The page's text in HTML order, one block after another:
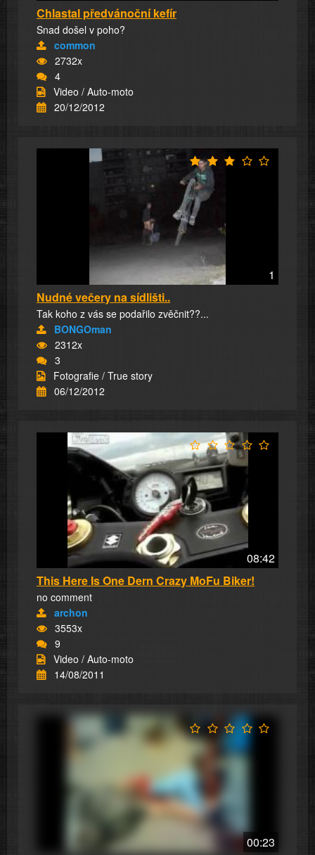
Chlastal předvánoční kefír
Snad došel v poho?
common
2732x
4
Video / Auto-moto
20/12/2012
1
Nudné večery na sídlišti..
Tak koho z vás se podařilo zvěčnit??...
BONGOman
2312x
3
Fotografie / True story
06/12/2012
08:42
This Here Is One Dern Crazy MoFu Biker!
no comment
archon
3553x
9
Video / Auto-moto
14/08/2011
00:23